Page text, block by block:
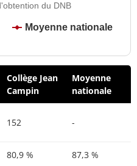
du DNB
Moyenne nationale
Collège Jean
Campin
Moyenne
nationale
152 -
80,9 % 87,3 %